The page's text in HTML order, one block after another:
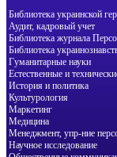
Библиотека украинской
Аудит, кадровый учет
Библиотека журнала
Библиотека
Гуманитарные науки
Естественные и
История и политика
Культурология
Маркетинг
Медицина
Менеджмент, упр-ние
Научное исследование